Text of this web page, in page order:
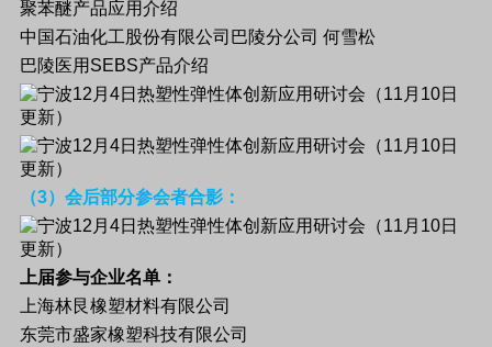
聚苯醚产品应用介绍
中国石油化工股份有限公司巴陵分公司 何雪松
巴陵医用 SEBS产品介绍
（3）会后部分参会者合影：
上届参与企业名单：
上海林艮橡塑材料有限公司
东莞市盛家橡塑科技有限公司